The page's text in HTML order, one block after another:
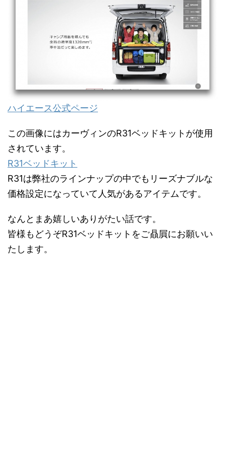
ハイエース公式ページ
この画像にはカーヴィンのR31ベッドキットが使用
されています。
R31ベッドキット
R31は弊社のラインナップの中でもリーズナブルな
価格設定になっていて人気があるアイテムです。
なんとまあ嬉しいありがたい話です。
皆様もどうぞR31ベッドキットをご贔屓にお願いい
たします。